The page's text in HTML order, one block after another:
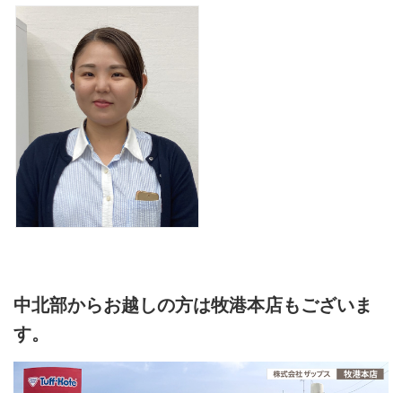
中北部からお越しの方は牧港本店もございま
す。